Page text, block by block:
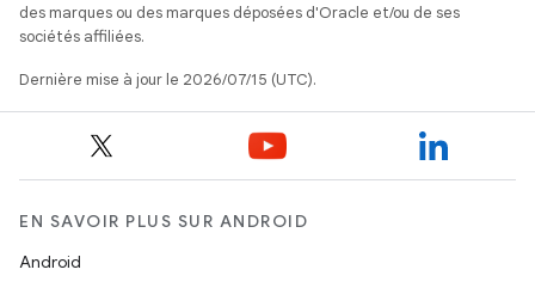
des marques ou des marques déposées d'Oracle et/ou de ses
sociétés affiliées.
Dernière mise à jour le 2026/07/15 (UTC).
EN SAVOIR PLUS SUR ANDROID
Android